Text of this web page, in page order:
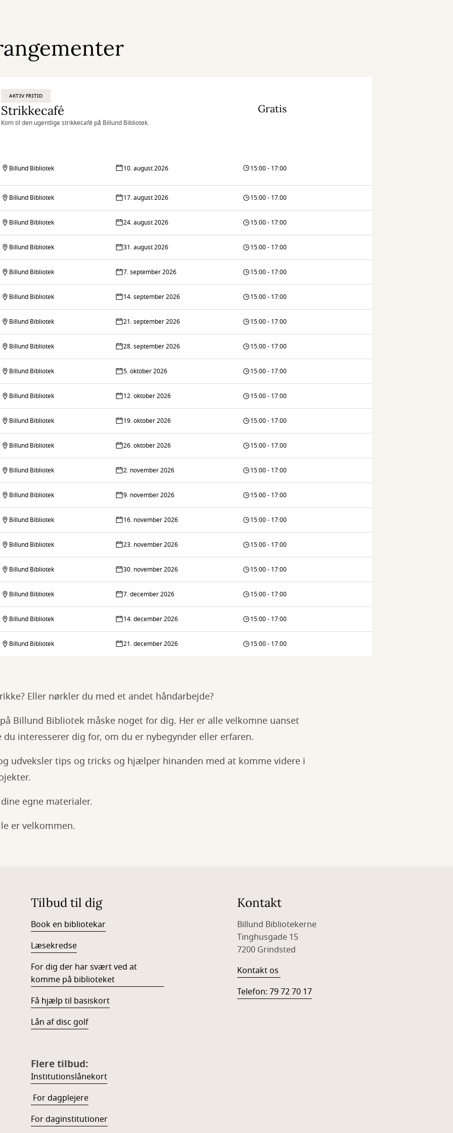
AKTIV FRITID
Strikkecafé
Kom til den ugentlige strikkecafé på Billund Bibliotek.
Gratis
Billund Bibliotek 10. august 2026 15:00 - 17:00
Billund Bibliotek 17. august 2026 15:00 - 17:00
Billund Bibliotek 24. august 2026 15:00 - 17:00
Billund Bibliotek 31. august 2026 15:00 - 17:00
Billund Bibliotek 7. september 2026 15:00 - 17:00
Billund Bibliotek 14. september 2026 15:00 - 17:00
Billund Bibliotek 21. september 2026 15:00 - 17:00
Billund Bibliotek 28. september 2026 15:00 - 17:00
Billund Bibliotek 5. oktober 2026 15:00 - 17:00
Billund Bibliotek 12. oktober 2026 15:00 - 17:00
Billund Bibliotek 19. oktober 2026 15:00 - 17:00
Billund Bibliotek 26. oktober 2026 15:00 - 17:00
Billund Bibliotek 2. november 2026 15:00 - 17:00
Billund Bibliotek 9. november 2026 15:00 - 17:00
Billund Bibliotek 16. november 2026 15:00 - 17:00
Billund Bibliotek 23. november 2026 15:00 - 17:00
Billund Bibliotek 30. november 2026 15:00 - 17:00
Billund Bibliotek 7. december 2026 15:00 - 17:00
Billund Bibliotek 14. december 2026 15:00 - 17:00
Billund Bibliotek 21. december 2026 15:00 - 17:00
Eller nørkler du med et andet håndarbejde?
Billund Bibliotek måske noget for dig. Her er alle velkomne uanset
interesserer dig for, om du er nybegynder eller erfaren.
udveksler tips og tricks og hjælper hinanden med at komme videre i
egne materialer.
er velkommen.
Tilbud til dig
Book en bibliotekar
Læsekredse
For dig der har svært ved at
komme på biblioteket
Få hjælp til basiskort
Lån af disc golf
Flere tilbud:
Institutionslånekort
For dagplejere
For daginstitutioner
Kontakt
Billund Bibliotekerne
Tinghusgade 15
7200 Grindsted
Kontakt os
Telefon: 79 72 70 17